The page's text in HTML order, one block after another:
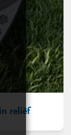
reliëf